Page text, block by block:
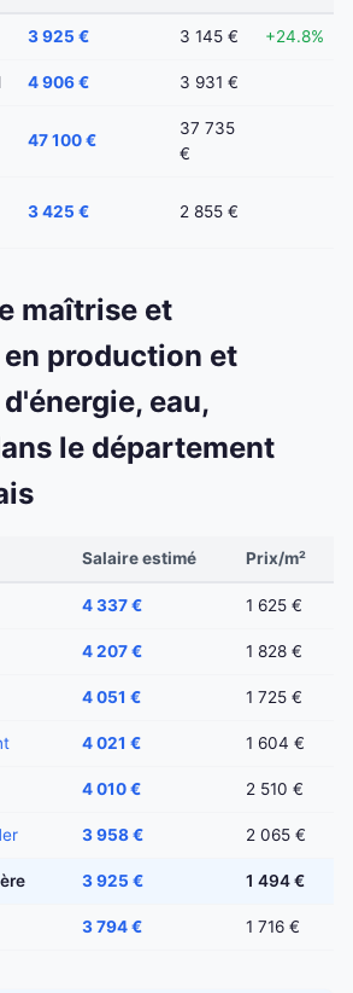
3 925 € 3 145 € +24.8%
4 906 € 3 931 €
47 100 €
37 735
€
3 425 € 2 855 €
maîtrise et
production et
eau,
le département
Salaire estimé Prix/m²
4 337 € 1 625 €
4 207 € 1 828 €
4 051 € 1 725 €
4 021 € 1 604 €
4 010 € 2 510 €
3 958 € 2 065 €
3 925 € 1 494 €
3 794 € 1 716 €